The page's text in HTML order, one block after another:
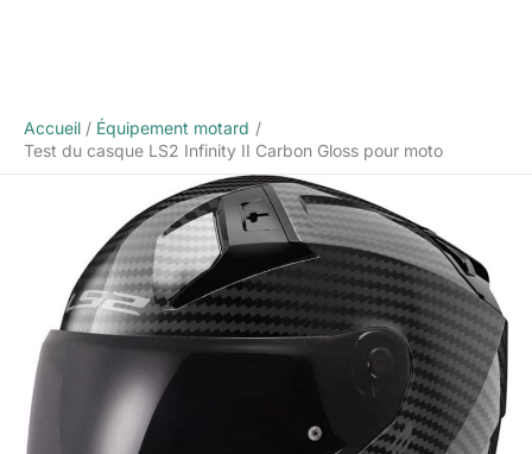
Accueil
Équipement motard
Test du casque LS2 Infinity II Carbon Gloss pour moto